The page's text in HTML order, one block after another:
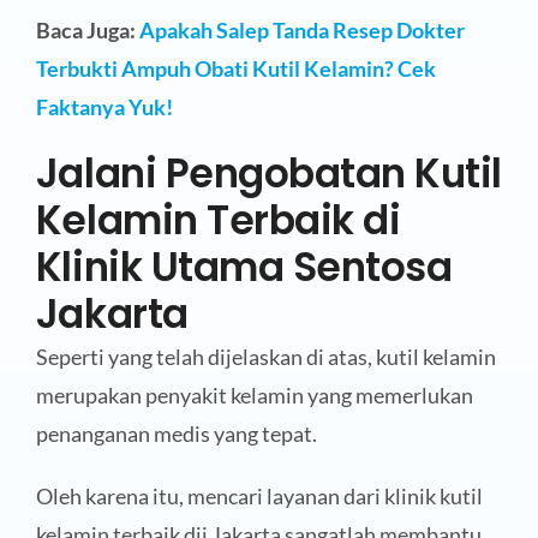
Baca Juga:Apakah Salep Tanda Resep Dokter
Terbukti Ampuh Obati Kutil Kelamin? Cek
Faktanya Yuk!
Jalani Pengobatan Kutil
Kelamin Terbaik di
Klinik Utama Sentosa
Jakarta
Seperti yang telah dijelaskan di atas, kutil kelamin
merupakan penyakit kelamin yang memerlukan
penanganan medis yang tepat.
Oleh karena itu, mencari layanan dari klinik kutil